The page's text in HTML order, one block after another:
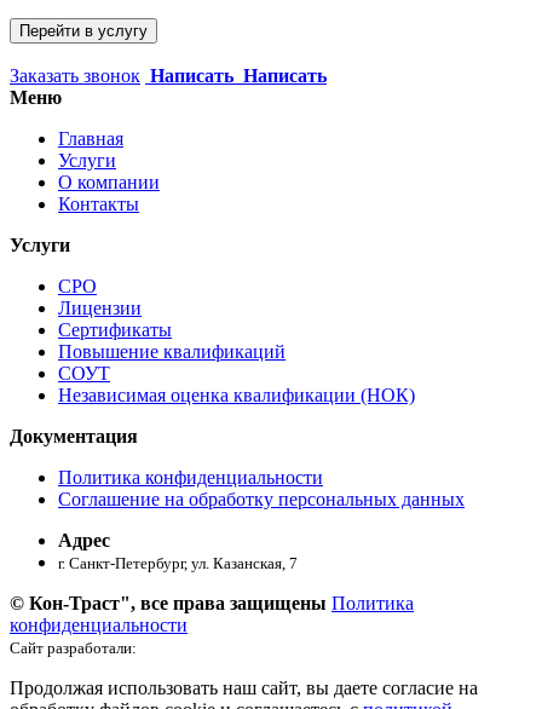
Перейти в услугу
Заказать звонок Написать Написать
Меню
Главная
Услуги
О компании
Контакты
Услуги
СРО
Лицензии
Сертификаты
Повышение квалификаций
СОУТ
Независимая оценка квалификации (НОК)
Документация
Политика конфиденциальности
Соглашение на обработку персональных данных
Адрес
г. Санкт-Петербург, ул. ​Казанская, 7
© Кон-Траст", все права защищены Политика
конфиденциальности
Сайт разработали:
Продолжая использовать наш сайт, вы даете согласие на